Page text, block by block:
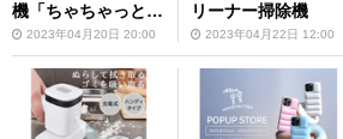
機「ちゃちゃっとス
イーパー」
2023年04月20日 20:00
リーナー掃除機
2023年04月22日 12:00